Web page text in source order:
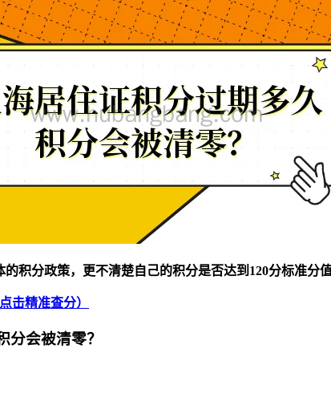
积分政策，更不清楚自己的积分是否达到120分标准分
击精准查分）
会被清零？